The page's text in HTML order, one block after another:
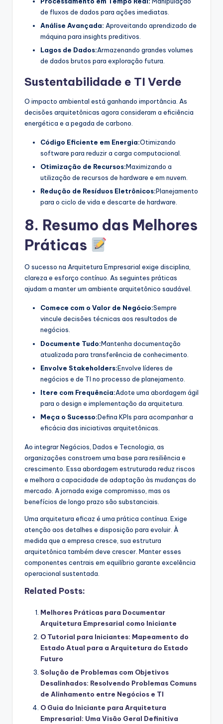
de fluxos de dados para ações imediatas.
Análise Avançada: Aproveitando aprendizado de
máquina para insights preditivos.
Lagos de Dados:Armazenando grandes volumes
de dados brutos para exploração futura.
Sustentabilidade e TI Verde
O impacto ambiental está ganhando importância. As
decisões arquitetônicas agora consideram a eficiência
energética e a pegada de carbono.
Código Eficiente em Energia:Otimizando
software para reduzir a carga computacional.
Otimização de Recursos:Maximizando a
utilização de recursos de hardware e em nuvem.
Redução de Resíduos Eletrônicos:Planejamento
para o ciclo de vida e descarte de hardware.
8. Resumo das Melhores
Práticas
O sucesso na Arquitetura Empresarial exige disciplina,
clareza e esforço contínuo. As seguintes práticas
ajudam a manter um ambiente arquitetônico saudável.
Comece com o Valor de Negócio:Sempre
vincule decisões técnicas aos resultados de
negócios.
Documente Tudo:Mantenha documentação
atualizada para transferência de conhecimento.
Envolve Stakeholders:Envolve líderes de
negócios e de TI no processo de planejamento.
Itere com Frequência:Adote uma abordagem ágil
para o design e implementação da arquitetura.
Meça o Sucesso:Defina KPIs para acompanhar a
eficácia das iniciativas arquitetônicas.
Ao integrar Negócios, Dados e Tecnologia, as
organizações constroem uma base para resiliência e
crescimento. Essa abordagem estruturada reduz riscos
e melhora a capacidade de adaptação às mudanças do
mercado. A jornada exige compromisso, mas os
benefícios de longo prazo são substanciais.
Uma arquitetura eficaz é uma prática contínua. Exige
atenção aos detalhes e disposição para evoluir. À
medida que a empresa cresce, sua estrutura
arquitetônica também deve crescer. Manter esses
componentes centrais em equilíbrio garante excelência
operacional sustentada.
Related Posts:
Melhores Práticas para Documentar
Arquitetura Empresarial como Iniciante
O Tutorial para Iniciantes: Mapeamento do
Estado Atual para a Arquitetura do Estado
Futuro
Solução de Problemas com Objetivos
Desalinhados: Resolvendo Problemas Comuns
de Alinhamento entre Negócios e TI
O Guia do Iniciante para Arquitetura
Empresarial: Uma Visão Geral Definitiva